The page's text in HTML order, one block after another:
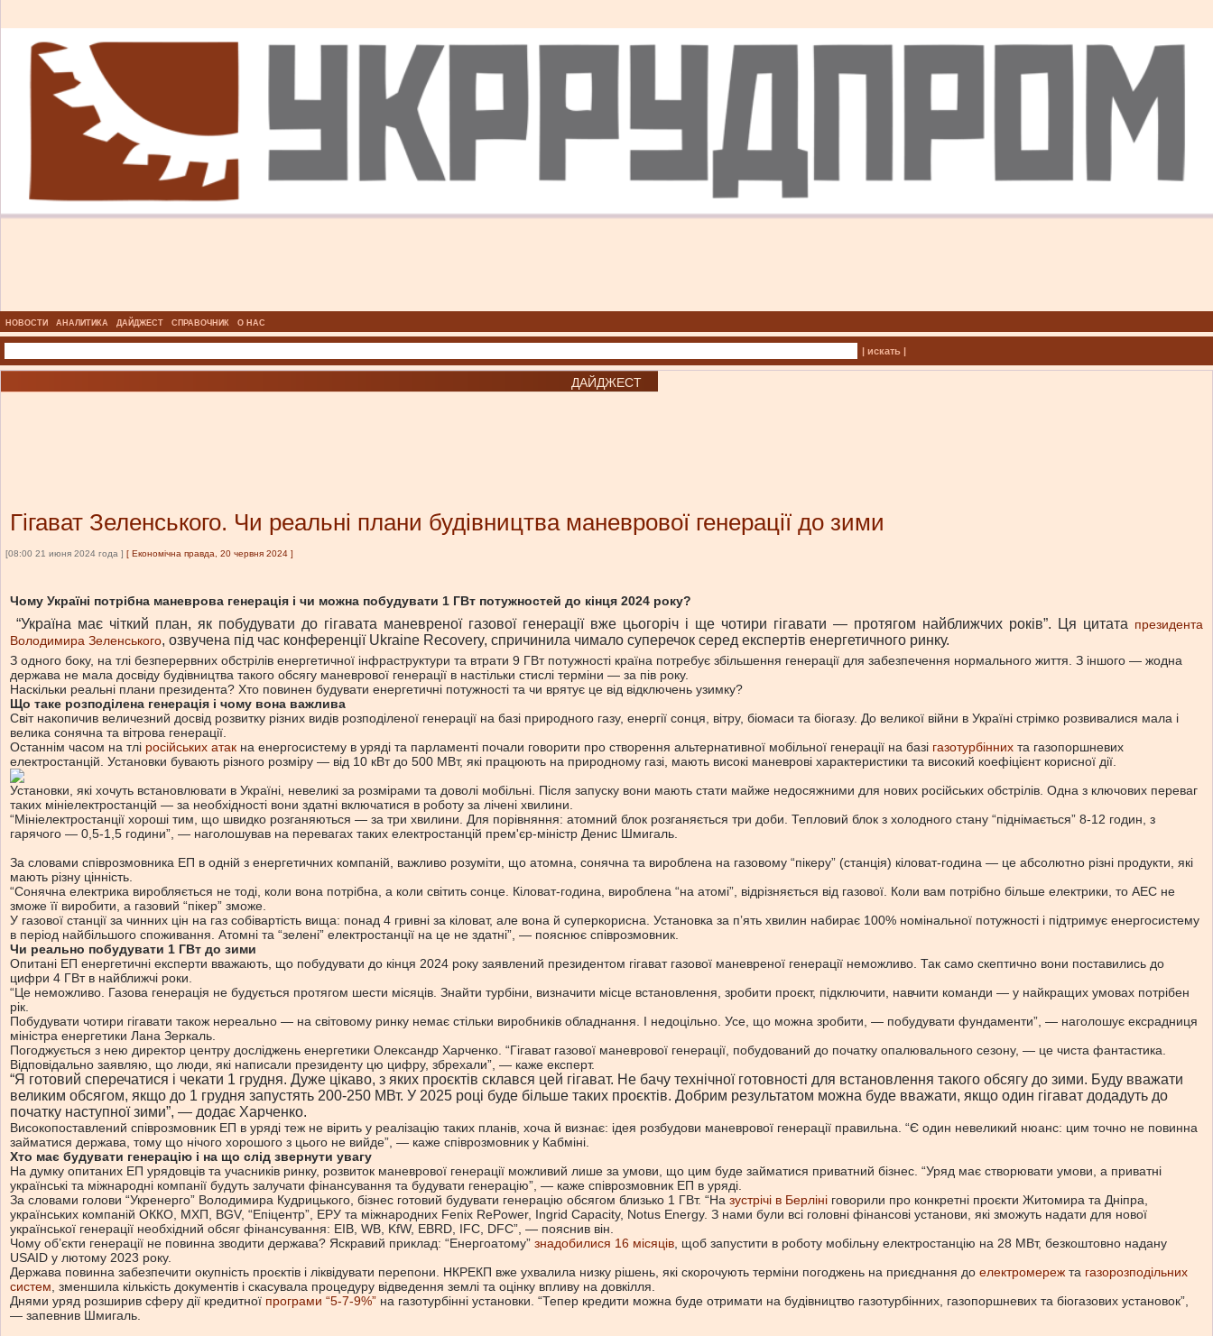
НОВОСТИ АНАЛИТИКА ДАЙДЖЕСТ СПРАВОЧНИК О НАС
| искать |
ДАЙДЖЕСТ
Гігават Зеленського. Чи реальні плани будівництва маневрової генерації до зими
[08:00 21 июня 2024 года ] [ Економічна правда, 20 червня 2024 ]
Чому Україні потрібна маневрова генерація і чи можна побудувати 1 ГВт потужностей до кінця 2024 року?
“Україна має чіткий план, як побудувати до гігавата маневреної газової генерації вже цьогоріч і ще чотири гігавати — протягом найближчих років”. Ця цитата президента
Володимира Зеленського, озвучена під час конференції Ukraine Recovery, спричинила чимало суперечок серед експертів енергетичного ринку.
З одного боку, на тлі безперервних обстрілів енергетичної інфраструктури та втрати 9 ГВт потужності країна потребує збільшення генерації для забезпечення нормального життя. З іншого — жодна
держава не мала досвіду будівництва такого обсягу маневрової генерації в настільки стислі терміни — за пів року.
Наскільки реальні плани президента? Хто повинен будувати енергетичні потужності та чи врятує це від відключень узимку?
Що таке розподілена генерація і чому вона важлива
Світ накопичив величезний досвід розвитку різних видів розподіленої генерації на базі природного газу, енергії сонця, вітру, біомаси та біогазу. До великої війни в Україні стрімко розвивалися мала і
велика сонячна та вітрова генерації.
Останнім часом на тлі російських атак на енергосистему в уряді та парламенті почали говорити про створення альтернативної мобільної генерації на базі газотурбінних та газопоршневих
електростанцій. Установки бувають різного розміру — від 10 кВт до 500 МВт, які працюють на природному газі, мають високі маневрові характеристики та високий коефіцієнт корисної дії.
Установки, які хочуть встановлювати в Україні, невеликі за розмірами та доволі мобільні. Після запуску вони мають стати майже недосяжними для нових російських обстрілів. Одна з ключових переваг
таких мініелектростанцій — за необхідності вони здатні включатися в роботу за лічені хвилини.
“Мініелектростанції хороші тим, що швидко розганяються — за три хвилини. Для порівняння: атомний блок розганяється три доби. Тепловий блок з холодного стану “піднімається” 8-12 годин, з
гарячого — 0,5-1,5 години”, — наголошував на перевагах таких електростанцій прем'єр-міністр Денис Шмигаль.
За словами співрозмовника ЕП в одній з енергетичних компаній, важливо розуміти, що атомна, сонячна та вироблена на газовому “пікеру” (станція) кіловат-година — це абсолютно різні продукти, які
мають різну цінність.
“Сонячна електрика виробляється не тоді, коли вона потрібна, а коли світить сонце. Кіловат-година, вироблена “на атомі”, відрізняється від газової. Коли вам потрібно більше електрики, то АЕС не
зможе її виробити, а газовий “пікер” зможе.
У газової станції за чинних цін на газ собівартість вища: понад 4 гривні за кіловат, але вона й суперкорисна. Установка за пʼять хвилин набирає 100% номінальної потужності і підтримує енергосистему
в період найбільшого споживання. Атомні та “зелені” електростанції на це не здатні”, — пояснює співрозмовник.
Чи реально побудувати 1 ГВт до зими
Опитані ЕП енергетичні експерти вважають, що побудувати до кінця 2024 року заявлений президентом гігават газової маневреної генерації неможливо. Так само скептично вони поставились до
цифри 4 ГВт в найближчі роки.
“Це неможливо. Газова генерація не будується протягом шести місяців. Знайти турбіни, визначити місце встановлення, зробити проєкт, підключити, навчити команди — у найкращих умовах потрібен
рік.
Побудувати чотири гігавати також нереально — на світовому ринку немає стільки виробників обладнання. І недоцільно. Усе, що можна зробити, — побудувати фундаменти”, — наголошує ексрадниця
міністра енергетики Лана Зеркаль.
Погоджується з нею директор центру досліджень енергетики Олександр Харченко. “Гігават газової маневрової генерації, побудований до початку опалювального сезону, — це чиста фантастика.
Відповідально заявляю, що люди, які написали президенту цю цифру, збрехали”, — каже експерт.
“Я готовий сперечатися і чекати 1 грудня. Дуже цікаво, з яких проєктів склався цей гігават. Не бачу технічної готовності для встановлення такого обсягу до зими. Буду вважати
великим обсягом, якщо до 1 грудня запустять 200-250 МВт. У 2025 році буде більше таких проєктів. Добрим результатом можна буде вважати, якщо один гігават додадуть до
початку наступної зими”, — додає Харченко.
Високопоставлений співрозмовник ЕП в уряді теж не вірить у реалізацію таких планів, хоча й визнає: ідея розбудови маневрової генерації правильна. “Є один невеликий нюанс: цим точно не повинна
займатися держава, тому що нічого хорошого з цього не вийде”, — каже співрозмовник у Кабміні.
Хто має будувати генерацію і на що слід звернути увагу
На думку опитаних ЕП урядовців та учасників ринку, розвиток маневрової генерації можливий лише за умови, що цим буде займатися приватний бізнес. “Уряд має створювати умови, а приватні
українські та міжнародні компанії будуть залучати фінансування та будувати генерацію”, — каже співрозмовник ЕП в уряді.
За словами голови “Укренерго” Володимира Кудрицького, бізнес готовий будувати генерацію обсягом близько 1 ГВт. “На зустрічі в Берліні говорили про конкретні проєкти Житомира та Дніпра,
українських компаній ОККО, МХП, BGV, “Епіцентр”, ЕРУ та міжнародних Fenix RePower, Ingrid Capacity, Notus Energy. З нами були всі головні фінансові установи, які зможуть надати для нової
української генерації необхідний обсяг фінансування: EIB, WB, KfW, EBRD, IFC, DFC”, — пояснив він.
Чому обʼєкти генерації не повинна зводити держава? Яскравий приклад: “Енергоатому” знадобилися 16 місяців , щоб запустити в роботу мобільну електростанцію на 28 МВт, безкоштовно надану
USAID у лютому 2023 року.
Держава повинна забезпечити окупність проєктів і ліквідувати перепони. НКРЕКП вже ухвалила низку рішень, які скорочують терміни погоджень на приєднання до електромереж та газорозподільних
систем , зменшила кількість документів і скасувала процедуру відведення землі та оцінку впливу на довкілля.
Днями уряд розширив сферу дії кредитної програми “5-7-9%” на газотурбінні установки. “Тепер кредити можна буде отримати на будівництво газотурбінних, газопоршневих та біогазових установок”,
— запевнив Шмигаль.